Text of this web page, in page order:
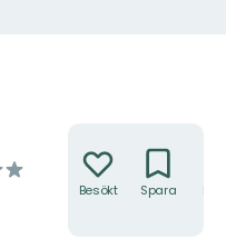
Besökt Spara